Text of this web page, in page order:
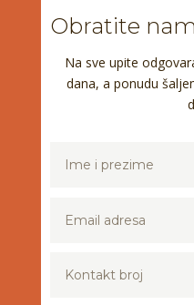
Obratite
Na sve upite
dana, a ponudu